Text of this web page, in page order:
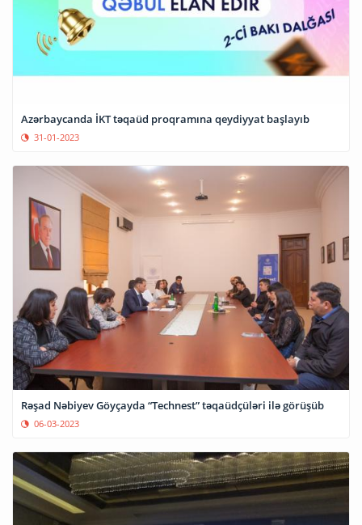
Azərbaycanda İKT təqaüd proqramına qeydiyyat başlayıb
31-01-2023
Rəşad Nəbiyev Göyçayda “Technest” təqaüdçüləri ilə görüşüb
06-03-2023